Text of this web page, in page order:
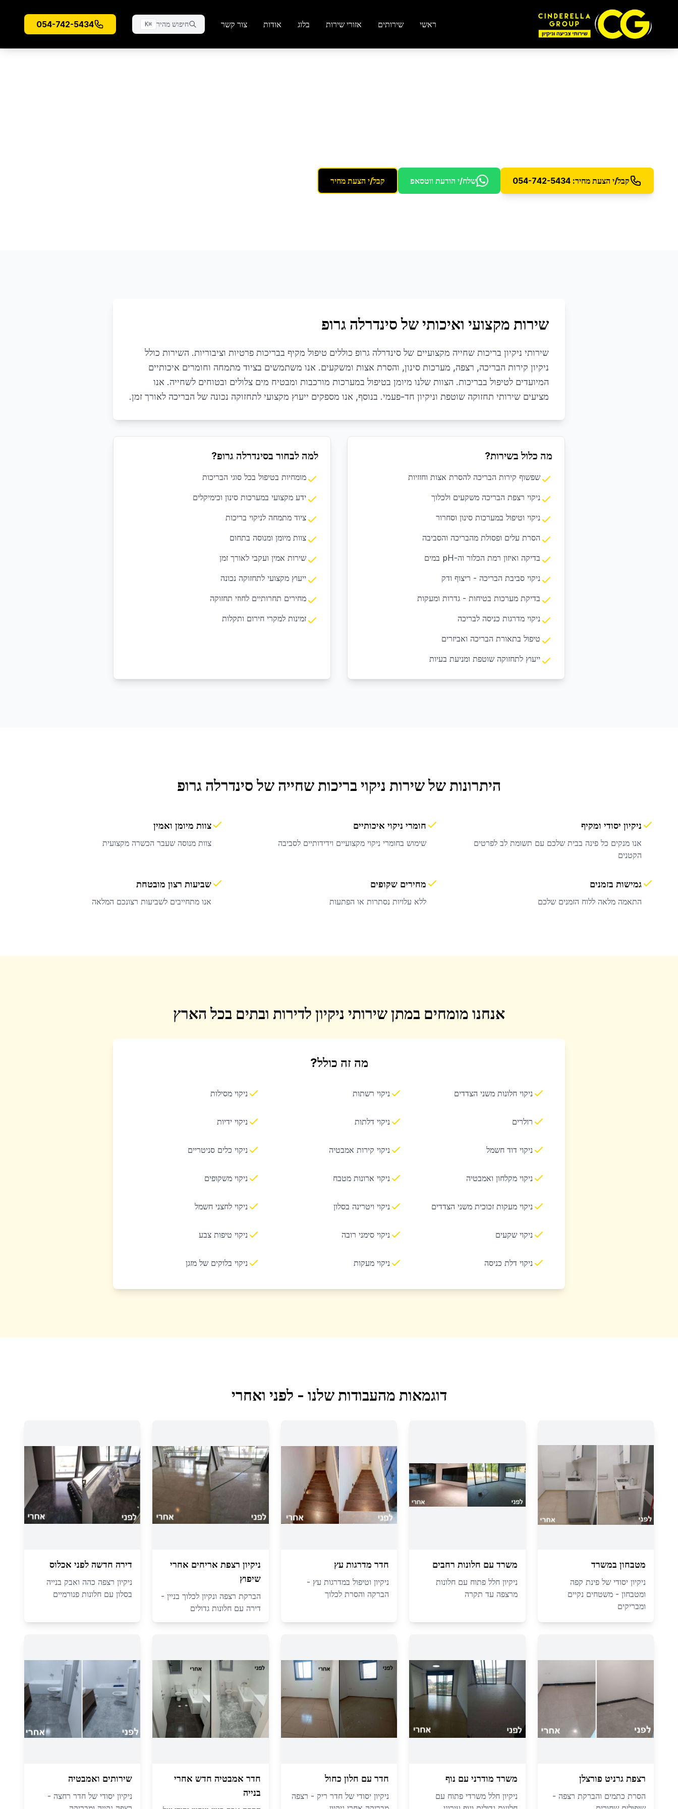
ראשי שירותים אזורי שירות בלוג אודות צור קשר חיפוש מהיר ⌘
K
054-742-5434
קבל/י הצעת מחיר: 054-742-5434 שלח/י הודעת ווטסאפ קבל/י הצעת מחיר
שירות מקצועי ואיכותי של סינדרלה גרופ
שירותי ניקיון בריכות שחייה מקצועיים של סינדרלה גרופ כוללים טיפול מקיף בבריכות פרטיות וציבוריות. השירות כולל
ניקיון קירות הבריכה, רצפה, מערכות סינון, והסרת אצות ומשקעים. אנו משתמשים בציוד מתמחה וחומרים איכותיים
המיועדים לטיפול בבריכות. הצוות שלנו מיומן בטיפול במערכות מורכבות ומבטיח מים צלולים ובטוחים לשחייה. אנו
מציעים שירותי תחזוקה שוטפת וניקיון חד-פעמי. בנוסף, אנו מספקים ייעוץ מקצועי לתחזוקה נכונה של הבריכה לאורך זמן.
מה כלול בשירות?
שפשוף קירות הבריכה להסרת אצות וחזזיות
ניקוי רצפת הבריכה משקעים ולכלוך
ניקוי וטיפול במערכות סינון וסחרור
הסרת עלים ופסולת מהבריכה והסביבה
בדיקה ואיזון רמת הכלור וה-pH במים
ניקוי סביבת הבריכה - ריצוף ודק
בדיקת מערכות בטיחות - גדרות ומעקות
ניקוי מדרגות כניסה לבריכה
טיפול בתאורת הבריכה ואביזרים
ייעוץ לתחזוקה שוטפת ומניעת בעיות
למה לבחור בסינדרלה גרופ?
מומחיות בטיפול בכל סוגי הבריכות
ידע מקצועי במערכות סינון וכימיקלים
ציוד מתמחה לניקוי בריכות
צוות מיומן ומנוסה בתחום
שירות אמין ועקבי לאורך זמן
ייעוץ מקצועי לתחזוקה נכונה
מחירים תחרותיים לחוזי תחזוקה
זמינות למקרי חירום ותקלות
היתרונות של שירות ניקוי בריכות שחייה של סינדרלה גרופ
ניקיון יסודי ומקיף
אנו מנקים כל פינה בבית שלכם עם תשומת לב לפרטים
הקטנים
חומרי ניקוי איכותיים
שימוש בחומרי ניקוי מקצועיים וידידותיים לסביבה
צוות מיומן ואמין
צוות מנוסה שעבר הכשרה מקצועית
גמישות בזמנים
התאמה מלאה ללוח הזמנים שלכם
מחירים שקופים
ללא עלויות נסתרות או הפתעות
שביעות רצון מובטחת
אנו מתחייבים לשביעות רצונכם המלאה
אנחנו מומחים במתן שירותי ניקיון לדירות ובתים בכל הארץ
מה זה כולל?
ניקוי חלונות משני הצדדים ניקוי רשתות ניקוי מסילות
רולרים ניקוי דלתות ניקוי ידיות
ניקוי דוד חשמל ניקוי קירות אמבטיה ניקוי כלים סניטריים
ניקוי מקלחון ואמבטיה ניקוי ארונות מטבח ניקוי משקופים
ניקוי מעקות זכוכית משני הצדדים ניקוי ויטרינה בסלון ניקוי לחצני חשמל
ניקוי שקעים ניקוי סימני רובה ניקוי טיפות צבע
ניקוי דלת כניסה ניקוי מעקות ניקוי בלוקים של מזגן
דוגמאות מהעבודות שלנו - לפני ואחרי
מטבחון במשרד
ניקיון יסודי של פינת קפה
ומטבחון - משטחים נקיים
ומבריקים
משרד עם חלונות רחבים
ניקיון חלל פתוח עם חלונות
מרצפה עד תקרה
חדר מדרגות עץ
ניקיון וטיפול במדרגות עץ -
הברקה והסרת לכלוך
ניקיון רצפת אריחים אחרי
שיפוץ
הברקת רצפה ונקיון לכלוך בניין -
דירה עם חלונות גדולים
דירה חדשה לפני אכלוס
ניקיון רצפה כהה ואבק בנייה
בסלון עם חלונות פנורמיים
רצפת גרניט פורצלן
הסרת כתמים והברקת רצפה -
משרד מודרני עם נוף
ניקיון חלל משרדי פתוח עם
חדר עם חלון כחול
ניקיון יסודי של חדר ריק - רצפה
חדר אמבטיה חדש אחרי
בנייה
שירותים ואמבטיה
ניקיון יסודי של חדר רחצה -